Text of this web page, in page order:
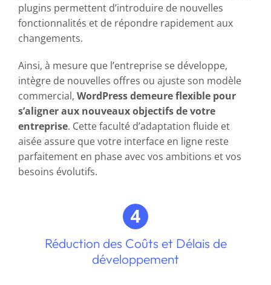
plugins permettent d’introduire de nouvelles
fonctionnalités et de répondre rapidement aux
changements.
Ainsi, à mesure que l’entreprise se développe,
intègre de nouvelles offres ou ajuste son modèle
commercial, WordPress demeure flexible pour
s’aligner aux nouveaux objectifs de votre
entreprise. Cette faculté d’adaptation fluide et
aisée assure que votre interface en ligne reste
parfaitement en phase avec vos ambitions et vos
besoins évolutifs.
Réduction des Coûts et Délais de
développement